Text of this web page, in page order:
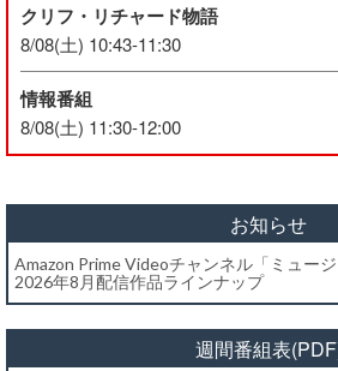
クリフ・リチャード物語
8/08(土) 10:43-11:30
情報番組
8/08(土) 11:30-12:00
お知らせ
Amazon Prime Videoチャンネル「ミュージ
2026年8月配信作品ラインナップ
週間番組表